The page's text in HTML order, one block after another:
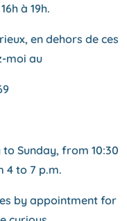
à 19h.
en dehors de ces
moi au
to Sunday, from 10:30
4 to 7 p.m.
by appointment for